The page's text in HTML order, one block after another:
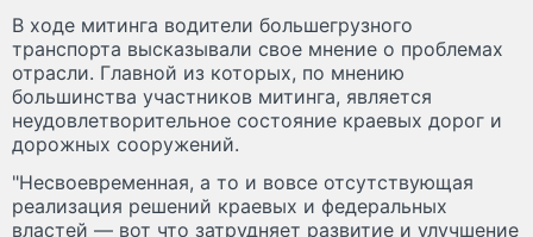
В ходе митинга водители большегрузного
транспорта высказывали свое мнение о проблемах
отрасли. Главной из которых, по мнению
большинства участников митинга, является
неудовлетворительное состояние краевых дорог и
дорожных сооружений.
"Несвоевременная, а то и вовсе отсутствующая
реализация решений краевых и федеральных
властей — вот что затрудняет развитие и улучшение